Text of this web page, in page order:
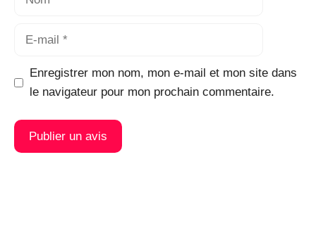
Enregistrer mon nom, mon e-mail et mon site dans
le navigateur pour mon prochain commentaire.